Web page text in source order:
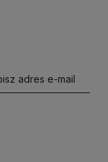
adres e-mail